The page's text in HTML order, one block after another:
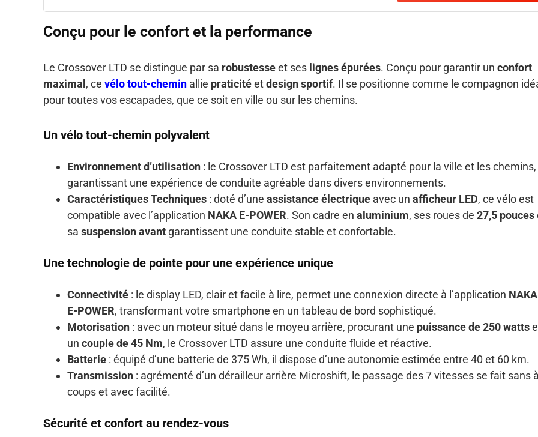
Conçu pour le confort et la performance
Le Crossover LTD se distingue par sa robustesseet ses lignes épurées. Conçu pour garantir un confort
maximal , ce vélo tout-chemin allie praticitéetdesign sportif. Il se positionne comme le compagnon
pour toutes vos escapades, que ce soit en ville ou sur les chemins.
Un vélo tout-chemin polyvalent
Environnement d’utilisation : le Crossover LTD est parfaitement adapté pour la ville et les chemins,
garantissant une expérience de conduite agréable dans divers environnements.
Caractéristiques Techniques : doté d’une assistance électrique avec un afficheur LED, ce vélo est
compatible avec l’application NAKA E-POWER. Son cadre en aluminium, ses roues de 27,5 pouces
sa suspension avant garantissent une conduite stable et confortable.
Une technologie de pointe pour une expérience unique
Connectivité : le display LED, clair et facile à lire, permet une connexion directe à l’application NAKA
E-POWER, transformant votre smartphone en un tableau de bord sophistiqué.
Motorisation : avec un moteur situé dans le moyeu arrière, procurant une puissance de 250 watts
un couple de 45 Nm, le Crossover LTD assure une conduite fluide et réactive.
Batterie : équipé d’une batterie de 375 Wh, il dispose d’une autonomie estimée entre 40 et 60 km.
Transmission : agrémenté d’un dérailleur arrière Microshift, le passage des 7 vitesses se fait sans
coups et avec facilité.
Sécurité et confort au rendez-vous